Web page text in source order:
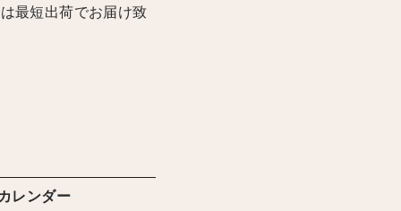
最短出荷でお届け致
レンダー